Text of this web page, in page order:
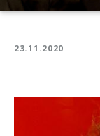
23.11.2020